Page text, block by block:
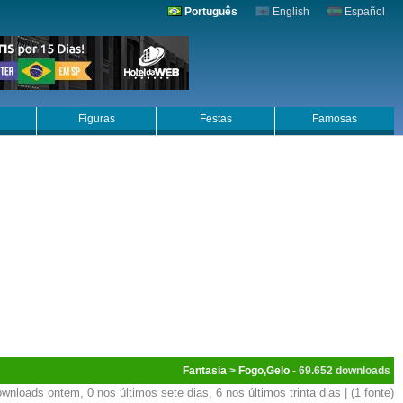
Português English Español
Figuras Festas Famosas
Fantasia > Fogo,Gelo - 69.652
ontem, 0 nos últimos sete dias, 6 nos últimos trinta dias | (1 fonte)